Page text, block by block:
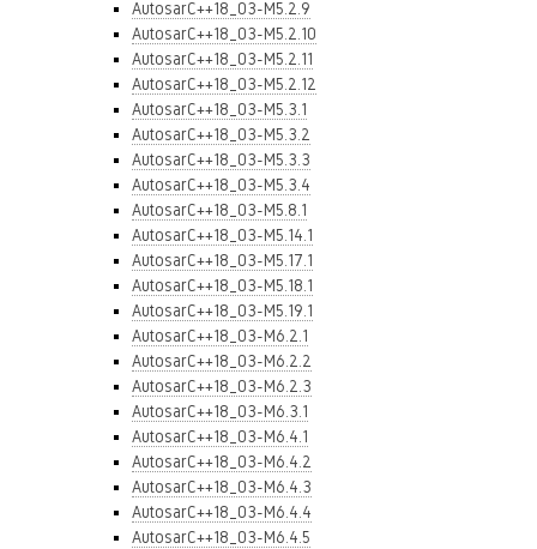
AutosarC++18_03-M5.2.9
AutosarC++18_03-M5.2.10
AutosarC++18_03-M5.2.11
AutosarC++18_03-M5.2.12
AutosarC++18_03-M5.3.1
AutosarC++18_03-M5.3.2
AutosarC++18_03-M5.3.3
AutosarC++18_03-M5.3.4
AutosarC++18_03-M5.8.1
AutosarC++18_03-M5.14.1
AutosarC++18_03-M5.17.1
AutosarC++18_03-M5.18.1
AutosarC++18_03-M5.19.1
AutosarC++18_03-M6.2.1
AutosarC++18_03-M6.2.2
AutosarC++18_03-M6.2.3
AutosarC++18_03-M6.3.1
AutosarC++18_03-M6.4.1
AutosarC++18_03-M6.4.2
AutosarC++18_03-M6.4.3
AutosarC++18_03-M6.4.4
AutosarC++18_03-M6.4.5